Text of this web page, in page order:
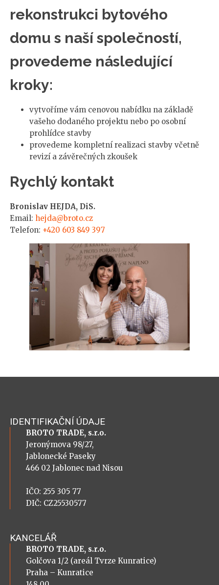
rekonstrukci bytového
domu s naší společností,
provedeme následující
kroky:
vytvoříme vám cenovou nabídku na základě
vašeho dodaného projektu nebo po osobní
prohlídce stavby
provedeme kompletní realizaci stavby včetně
revizí a závěrečných zkoušek
Rychlý kontakt
Bronislav HEJDA, DiS.
Email: hejda@broto.cz
Telefon: +420 603 849 397
IDENTIFIKAČNÍ ÚDAJE
BROTO TRADE, s.r.o.
Jeronýmova 98/27,
Jablonecké Paseky
466 02 Jablonec nad Nisou
IČO: 255 305 77
DIČ: CZ25530577
KANCELÁŘ
BROTO TRADE, s.r.o.
Golčova 1/2 (areál Tvrze Kunratice)
Praha – Kunratice